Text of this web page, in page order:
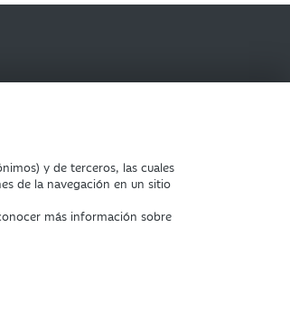
y de terceros, las cuales
de la navegación en un sitio
más información sobre